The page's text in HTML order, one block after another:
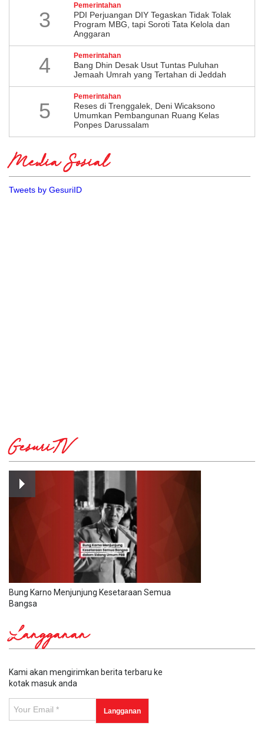
3
Pemerintahan
PDI Perjuangan DIY Tegaskan Tidak Tolak
Program MBG, tapi Soroti Tata Kelola dan
Anggaran
4 Pemerintahan
Bang Dhin Desak Usut Tuntas Puluhan
Jemaah Umrah yang Tertahan di Jeddah
5
Pemerintahan
​Reses di Trenggalek, Deni Wicaksono
Umumkan Pembangunan Ruang Kelas
Ponpes Darussalam
Media Sosial
Tweets by GesuriID
GesuriTV
Bung Karno Menjunjung Kesetaraan Semua
Bangsa
Langganan
Kami akan mengirimkan berita terbaru ke
kotak masuk anda